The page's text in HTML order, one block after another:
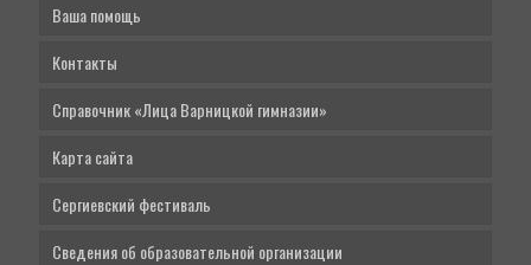
Ваша помощь
Контакты
Справочник «Лица Варницкой гимназии»
Карта сайта
Сергиевский фестиваль
Сведения об образовательной организации